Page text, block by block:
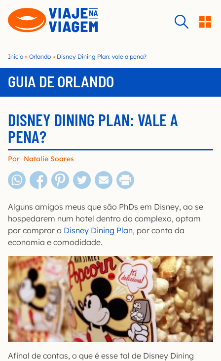
Início » Orlando » Disney Dining Plan: vale a pena?
GUIA DE ORLANDO
DISNEY DINING PLAN: VALE A
PENA?
Por Natalie Soares
Alguns amigos meus que são PhDs em Disney, ao se
hospedarem num hotel dentro do complexo, optam
por comprar o Disney Dining Plan, por conta da
economia e comodidade.
Afinal de contas, o que é esse tal de Disney Dining